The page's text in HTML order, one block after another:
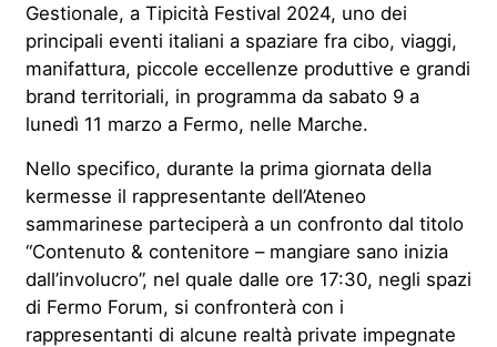
Gestionale, a Tipicità Festival 2024, uno dei
principali eventi italiani a spaziare fra cibo, viaggi,
manifattura, piccole eccellenze produttive e grandi
brand territoriali, in programma da sabato 9 a
lunedì 11 marzo a Fermo, nelle Marche.
Nello specifico, durante la prima giornata della
kermesse il rappresentante dell’Ateneo
sammarinese parteciperà a un confronto dal titolo
“Contenuto & contenitore – mangiare sano inizia
dall’involucro”, nel quale dalle ore 17:30, negli spazi
di Fermo Forum, si confronterà con i
rappresentanti di alcune realtà private impegnate